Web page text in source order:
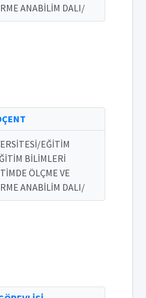
ANABİLİM DALI/
EĞİTİM
BİLİMLERİ
ÖLÇME VE
ANABİLİM DALI/